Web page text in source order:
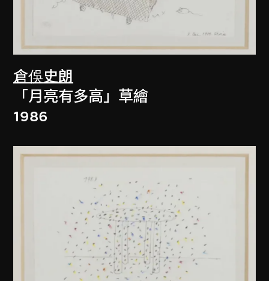
倉俁史朗
「月亮有多高」草繪
1986